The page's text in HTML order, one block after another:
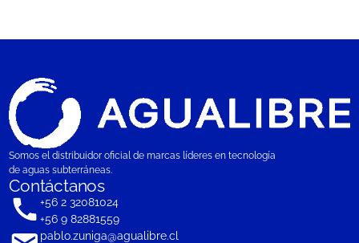
Somos el distribuidor oficial de marcas líderes en tecnología
de aguas subterráneas.
Contáctanos
+56 2 32081024
+56 9 82881559
pablo.zuniga@agualibre.cl